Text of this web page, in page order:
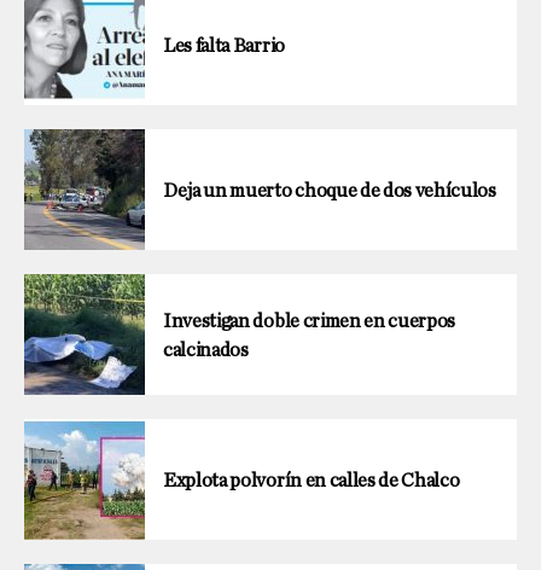
Les falta Barrio
Deja un muerto choque de dos vehículos
Investigan doble crimen en cuerpos
calcinados
Explota polvorín en calles de Chalco